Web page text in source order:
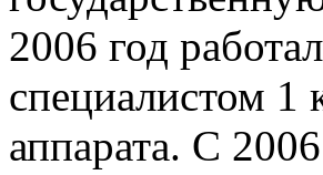
2006 год
специалистом 1
аппарата. С